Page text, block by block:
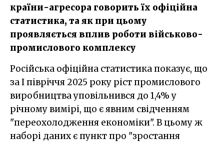
країни-агресора говорить їх офіційна
статистика, та як при цьому
проявляється вплив роботи військово-
промислового комплексу
Російська офіційна статистика показує, що
за І півріччя 2025 року ріст промислового
виробництва уповільнився до 1,4% у
річному вимірі, що є явним свідченням
"переохолодження економіки". В цьому ж
наборі даних є пункт про "зростання